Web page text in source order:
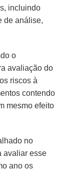
incluindo
de análise,
o
avaliação do
riscos à
contendo
mesmo efeito
no
avaliar esse
ano os